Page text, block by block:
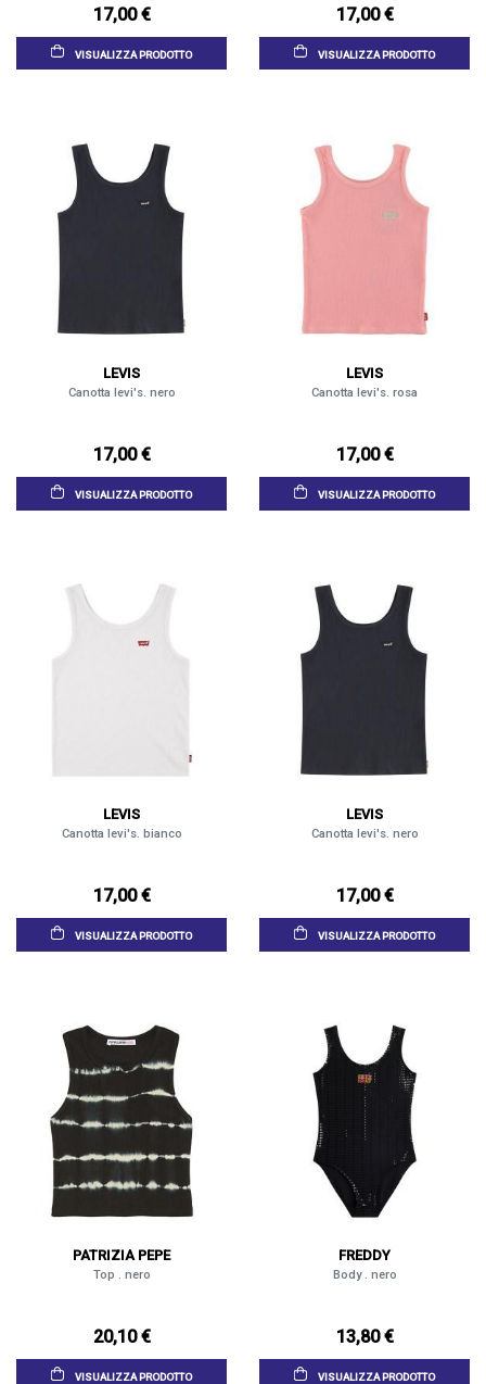
17,00 €
VISUALIZZA PRODOTTO
17,00 €
VISUALIZZA PRODOTTO
LEVIS
Canotta levi's. nero
17,00 €
VISUALIZZA PRODOTTO
LEVIS
Canotta levi's. rosa
17,00 €
VISUALIZZA PRODOTTO
LEVIS
Canotta levi's. bianco
17,00 €
VISUALIZZA PRODOTTO
LEVIS
Canotta levi's. nero
17,00 €
VISUALIZZA PRODOTTO
PATRIZIA PEPE
Top . nero
20,10 €
VISUALIZZA PRODOTTO
FREDDY
Body . nero
13,80 €
VISUALIZZA PRODOTTO